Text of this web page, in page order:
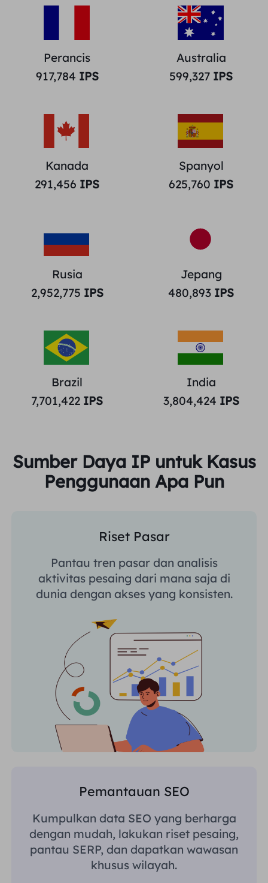
Perancis
917,784 IPS
Australia
599,327 IPS
Kanada
291,456 IPS
Spanyol
625,760 IPS
Rusia
2,952,775 IPS
Jepang
480,893 IPS
Brazil
7,701,422 IPS
India
3,804,424 IPS
Sumber Daya IP untuk Kasus
Penggunaan Apa Pun
Riset Pasar
Pantau tren pasar dan analisis
aktivitas pesaing dari mana saja di
dunia dengan akses yang konsisten.
Pemantauan SEO
Kumpulkan data SEO yang berharga
dengan mudah, lakukan riset pesaing,
pantau SERP, dan dapatkan wawasan
khusus wilayah.